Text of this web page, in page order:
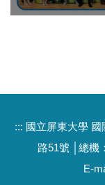
::: 國立屏東大學
路51號 │總機
E-